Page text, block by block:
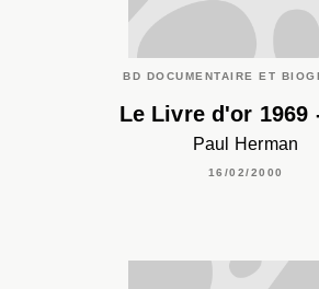
BD DOCUMENTAIRE ET
Le Livre d'or 1969
Paul Herman
16/02/2000